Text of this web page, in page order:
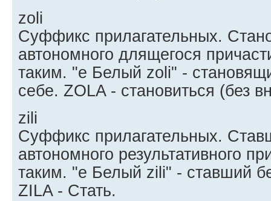
zoli
Суффикс прилагательных.
автономного длящегося
таким. "e Белый zoli" -
себе. ZOLA - становиться (без
zili
Суффикс прилагательных.
автономного результативного
таким. "e Белый zili" - ставший
ZILA - Стать.